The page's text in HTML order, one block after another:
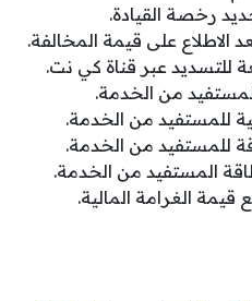
رخصة القيادة.
الاطلاع على قيمة المخالفة.
للتسديد عبر قناة كي نت.
من الخدمة.
للمستفيد من الخدمة.
للمستفيد من الخدمة.
المستفيد من الخدمة.
قيمة الغرامة المالية.